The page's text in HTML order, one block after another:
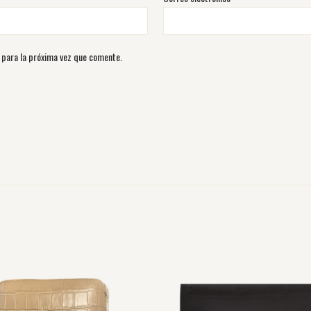
la próxima vez que comente.
de
precios:
desde
producto